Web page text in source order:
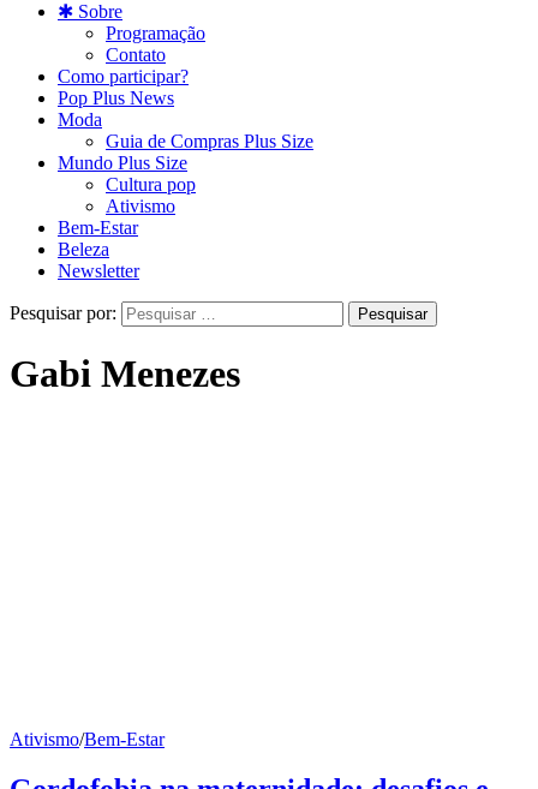
✱ Sobre
Programação
Contato
Como participar?
Pop Plus News
Moda
Guia de Compras Plus Size
Mundo Plus Size
Cultura pop
Ativismo
Bem-Estar
Beleza
Newsletter
Pesquisar por:
Gabi Menezes
Ativismo/Bem-Estar